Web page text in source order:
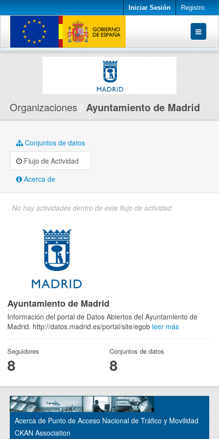
Iniciar Sesión Registro
Conjuntos de datos
Organizaciones Ayuntamiento de Madrid
Conjuntos de datos
Flujo de Actividad
Acerca de
No hay actividades dentro de este flujo de actividad
Ayuntamiento de Madrid
Información del portal de Datos Abiertos del Ayuntamiento de
Madrid. http://datos.madrid.es/portal/site/egob leer más
Seguidores
8
Conjuntos de datos
8
Acerca de Punto de Acceso Nacional de Tráfico y Movilidad
CKAN Association